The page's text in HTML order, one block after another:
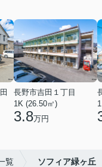
長野市吉田１丁目
1K (26.50㎡)
3.8万円
覧 ソフィア緑ヶ丘